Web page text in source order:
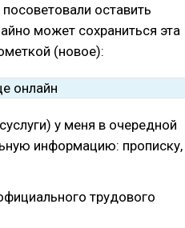
оставить
может сохраниться эта
(новое):
у меня в очередной
информацию: прописку,
трудового